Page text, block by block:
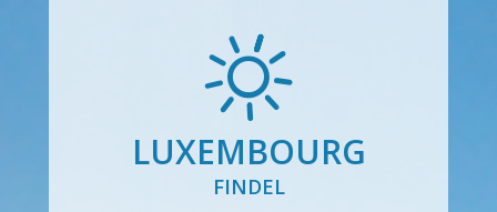
LUXEMBOURG
FINDEL